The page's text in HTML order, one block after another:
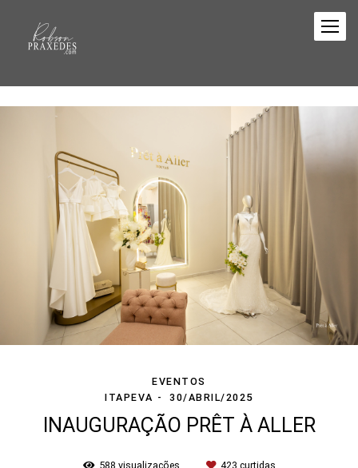
EVENTOS
ITAPEVA
30/ABRIL/2025
INAUGURAÇÃO PRÊT À ALLER
588 visualizações 423 curtidas